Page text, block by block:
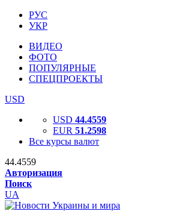
РУС
УКР
ВИДЕО
ФОТО
ПОПУЛЯРНЫЕ
СПЕЦПРОЕКТЫ
USD
USD 44.4559
EUR 51.2598
Все курсы валют
44.4559
Авторизация
Поиск
UA